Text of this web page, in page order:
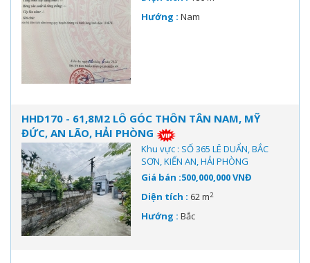
Hướng : Nam
HHD170 - 61,8M2 LÔ GÓC THÔN TÂN NAM, MỸ
ĐỨC, AN LÃO, HẢI PHÒNG
Khu vực : SỐ 365 LÊ DUẨN, BẮC
SƠN, KIẾN AN, HẢI PHÒNG
Giá bán :500,000,000 VNĐ
Diện tích : 62 m2
Hướng : Bắc